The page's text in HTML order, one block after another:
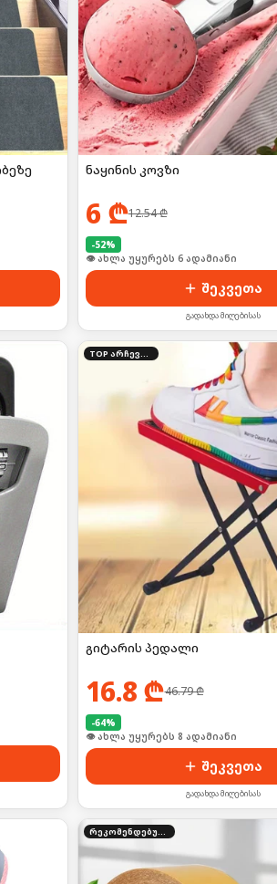
ნაყინის კოვზი
6₾12.54₾
-52%
🛒 ბოლო 24სთ-ში იყიდა 12-მა
შეკვეთა
გადახდა მიღებისას
TOP არჩევანი
გიტარის პედალი
16.8₾46.79₾
-64%
🛒 ბოლო 24სთ-ში იყიდა 8-მა
შეკვეთა
გადახდა მიღებისას
რეკომენდებული